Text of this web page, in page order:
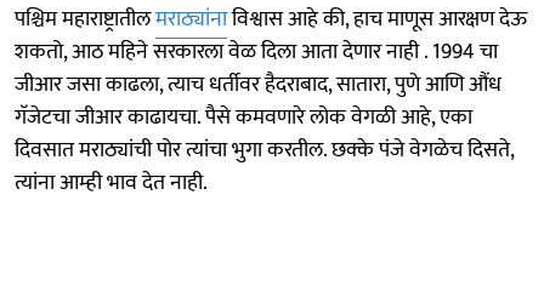
पश्चिम महाराष्ट्रातीलमराठ्यांनाविश्वास आहे की, हाच माणूस आरक्षण देऊ
शकतो, आठ महिने सरकारला वेळ दिला आता देणार नाही . 1994 चा
जीआर जसा काढला, त्याच धर्तीवर हैदराबाद, सातारा, पुणे आणि औंध
गॅजेटचा जीआर काढायचा. पैसे कमवणारे लोक वेगळी आहे, एका
दिवसात मराठ्यांची पोर त्यांचा भुगा करतील. छक्के पंजे वेगळेच दिसते,
त्यांना आम्ही भाव देत नाही.